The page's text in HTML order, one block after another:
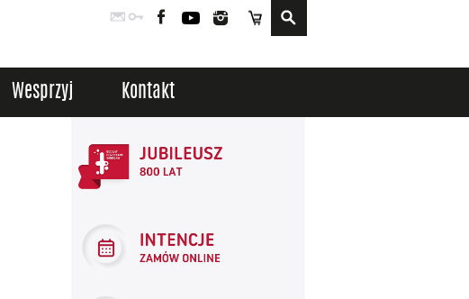
PocztaLogowanie
FacebookYouTubeInstagram
Sklep
Wesprzyj Kontakt